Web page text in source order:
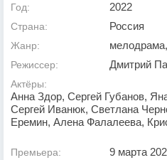
Год: 2022
Страна: Россия
Жанр:
Режиссер: Дмитрий
Актёры:
Анна Здор, Сергей Губанов,
Сергей Иванюк, Светлана
Еремин, Алена Фалалеева,
Премьера: 9 марта